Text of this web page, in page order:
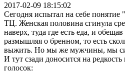
2017-02-09 18:15:02
Сегодня испытал на себе понятие
ТЦ. Женская половина сгинула
наверх, туда где есть еда, и
размышляя о бренном, то есть
выжить. Но мы же мужчины, мы
И тут сзади доносится на
голосок: